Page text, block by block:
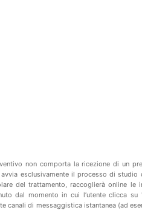
non comporta la ricezione di un
esclusivamente il processo di
del trattamento, raccoglierà online le
dal momento in cui l’utente clicca su
canali di messaggistica istantanea (ad